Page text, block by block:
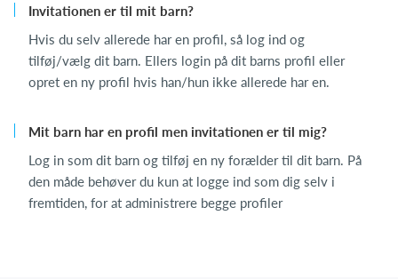
Invitationen er til mit barn?
Hvis du selv allerede har en profil, så log ind og
tilføj/vælg dit barn. Ellers login på dit barns profil eller
opret en ny profil hvis han/hun ikke allerede har en.
Mit barn har en profil men invitationen er til mig?
Log in som dit barn og tilføj en ny forælder til dit barn. På
den måde behøver du kun at logge ind som dig selv i
fremtiden, for at administrere begge profiler